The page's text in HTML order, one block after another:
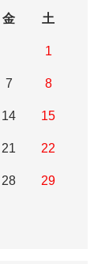
金 土
1
7 8
14 15
21 22
28 29